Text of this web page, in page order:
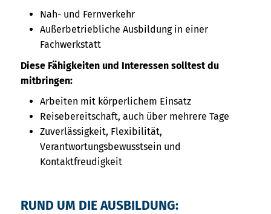
Nah- und Fernverkehr
Außerbetriebliche Ausbildung in einer
Fachwerkstatt
Diese Fähigkeiten und Interessen solltest du
mitbringen:
Arbeiten mit körperlichem Einsatz
Reisebereitschaft, auch über mehrere Tage
Zuverlässigkeit, Flexibilität,
Verantwortungsbewusstsein und
Kontaktfreudigkeit
RUND UM DIE AUSBILDUNG: